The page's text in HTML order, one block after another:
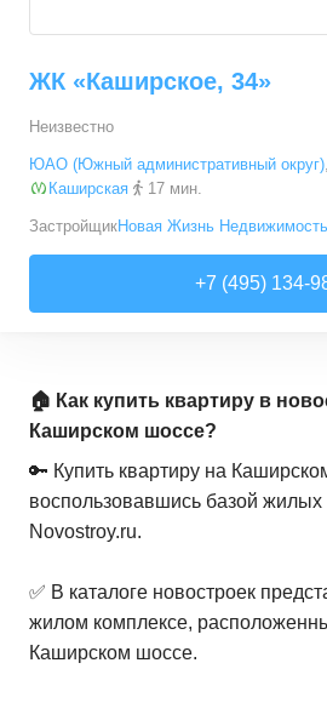
ЖК «Каширское, 34»
Неизвестно
ЮАО (Южный административный округ),
Каширская
17 мин.
ЗастройщикНовая Жизнь Недвижимость
+7 (495) 134-
🏠 Как купить квартиру в
Каширском шоссе?
🔑 Купить квартиру на
воспользовавшись базой жилых
Novostroy.ru.
✅ В каталоге новостроек
жилом комплексе,
Каширском шоссе.